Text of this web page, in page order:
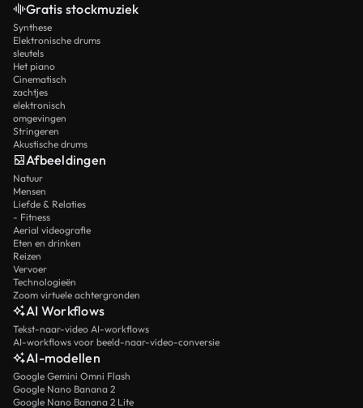
Gratis stockmuziek
Synthese
Elektronische drums
sleutels
Het piano
Cinematisch
zachtjes
elektronisch
omgevingen
Stringeren
Akustische drums
Afbeeldingen
Natuur
Mensen
Liefde & Relaties
- Fitness
Aerial videografie
Eten en drinken
Reizen
Vervoer
Technologieën
Zoom virtuele achtergronden
AI Workflows
Tekst-naar-video AI-workflows
AI-workflows voor beeld-naar-video-conversie
AI-modellen
Google Gemini Omni Flash
Google Nano Banana 2
Google Nano Banana 2 Lite